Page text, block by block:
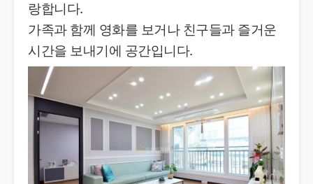
랑합니다.
가족과 함께 영화를 보거나 친구들과 즐거운
시간을 보내기에 공간입니다.